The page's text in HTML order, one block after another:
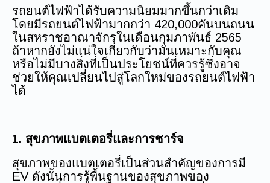
รถยนต์ไฟฟ้าได้รับความนิยมมากขึ้นกว่าเดิม
โดยมีรถยนต์ไฟฟ้ามากกว่า 420,000คันบนถนน
ในสหราชอาณาจักรในเดือนกุมภาพันธ์ 2565
ถ้าหากยังไม่แน่ใจเกี่ยวกับว่ามันเหมาะกับคุณ
หรือไม่มีบางสิ่งที่เป็นประโยชน์ที่ควรรู้ซึ่งอาจ
ช่วยให้คุณเปลี่ยนไปสู่โลกใหม่ของรถยนต์ไฟฟ้า
ได้
1. สุขภาพแบตเตอรี่และการชาร์จ
สุขภาพของแบตเตอรี่เป็นส่วนสำคัญของการมี
EV ดังนั้นการรู้พื้นฐานของสุขภาพของ